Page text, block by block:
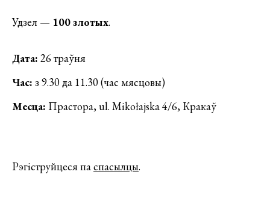
Удзел — 100 злотых.
Дата: 26 траўня
Час: з 9.30 да 11.30 (час мясцовы)
Месца: Прастора, ul. Mikołajska 4/6, Кракаў
Рэгіструйцеся паспасылцы.